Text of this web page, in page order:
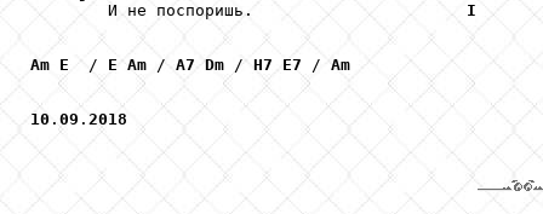
        И не поспоришь.
I
Am E
  /
E Am / A7 Dm / H7 E7 / Am
10 . 09 . 2018